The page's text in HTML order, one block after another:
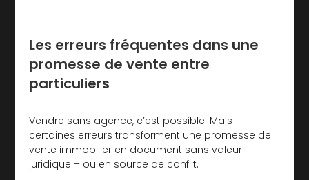
Les erreurs fréquentes dans une
promesse de vente entre
particuliers
Vendre sans agence, c’est possible. Mais
certaines erreurs transforment une promesse de
vente immobilier en document sans valeur
juridique – ou en source de conflit.